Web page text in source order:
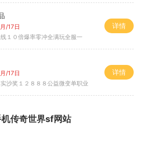
/17日
线１０倍爆率零冲全满玩全服一
详情
/17日
沙奖１２８８８公益微变单职业
详情
传奇世界sf网站